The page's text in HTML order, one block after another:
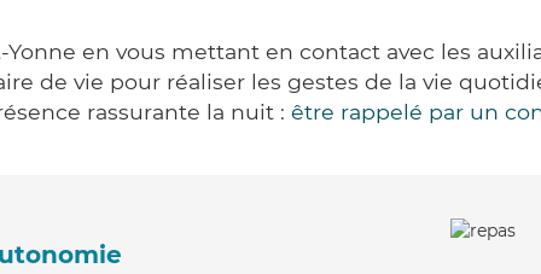
en vous mettant en contact avec les
de vie pour réaliser les gestes de la vie
rassurante la nuit : être rappelé par un